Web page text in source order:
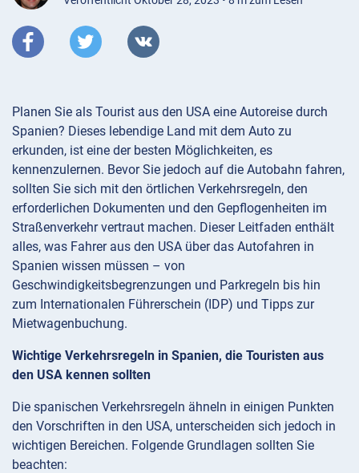
Planen Sie als Tourist aus den USA eine Autoreise durch
Spanien? Dieses lebendige Land mit dem Auto zu
erkunden, ist eine der besten Möglichkeiten, es
kennenzulernen. Bevor Sie jedoch auf die Autobahn fahren,
sollten Sie sich mit den örtlichen Verkehrsregeln, den
erforderlichen Dokumenten und den Gepflogenheiten im
Straßenverkehr vertraut machen. Dieser Leitfaden enthält
alles, was Fahrer aus den USA über das Autofahren in
Spanien wissen müssen – von
Geschwindigkeitsbegrenzungen und Parkregeln bis hin
zum Internationalen Führerschein (IDP) und Tipps zur
Mietwagenbuchung.
Wichtige Verkehrsregeln in Spanien, die Touristen aus
den USA kennen sollten
Die spanischen Verkehrsregeln ähneln in einigen Punkten
den Vorschriften in den USA, unterscheiden sich jedoch in
wichtigen Bereichen. Folgende Grundlagen sollten Sie
beachten: